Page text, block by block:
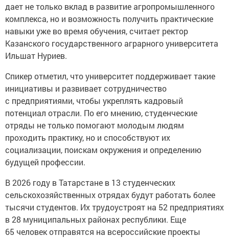
дает не только вклад в развитие агропромышленного
комплекса, но и возможность получить практические
навыки уже во время обучения, считает ректор
Казанского государственного аграрного университета
Ильшат Нуриев.
Спикер отметил, что университет поддерживает такие
инициативы и развивает сотрудничество
с предприятиями, чтобы укреплять кадровый
потенциал отрасли. По его мнению, студенческие
отряды не только помогают молодым людям
проходить практику, но и способствуют их
социализации, поискам окружения и определению
будущей профессии.
В 2026 году в Татарстане в 13 студенческих
сельскохозяйственных отрядах будут работать более
тысячи студентов. Их трудоустроят на 52 предприятиях
в 28 муниципальных районах республики. Еще
65 человек отправятся на всероссийские проекты